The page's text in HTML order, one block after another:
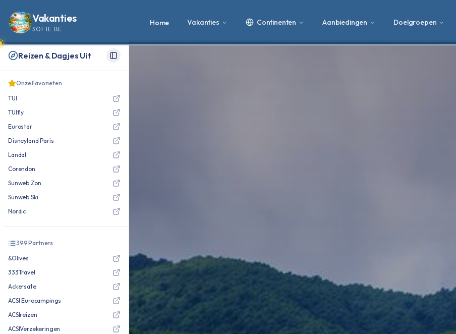
Reizen & Dagjes Uit Toggle Sidebar
Onze Favorieten
TUI
TUIfly
Eurostar
Disneyland Paris
Landal
Corendon
Sunweb Zon
Sunweb Ski
Nordic
399Partners
&Olives
333Travel
Ackersate
ACSI Eurocampings
ACSIreizen
ACSIVerzekeringen
Vakanties
SOFIE.BE
Home Vakanties Continenten Aanbiedingen Doelgroepen